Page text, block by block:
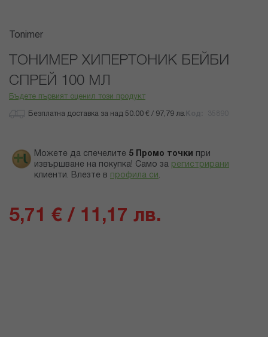
Преминете
началото
галерия
със
Tonimer
ТОНИМЕР ХИПЕРТОНИК БЕЙБИ
СПРЕЙ 100 МЛ
Бъдете първият оценил този продукт
Безплатна доставка за над 50.00 € / 97,79 лв.
Можете да спечелите 5 Промо точки
при
извършване на покупка! Само за регистрирани
клиенти. Влезте в профила си .
5,71 € / 11,17 лв.